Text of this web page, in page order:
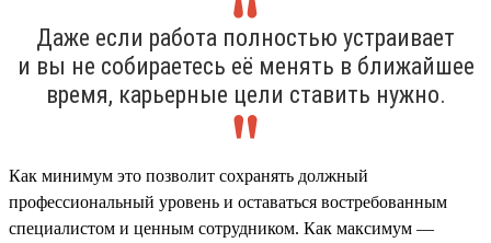
Даже если работа полностью устраивает
и вы не собираетесь её менять в ближайшее
время, карьерные цели ставить нужно.
Как минимум это позволит сохранять должный
профессиональный уровень и оставаться востребованным
специалистом и ценным сотрудником. Как максимум —